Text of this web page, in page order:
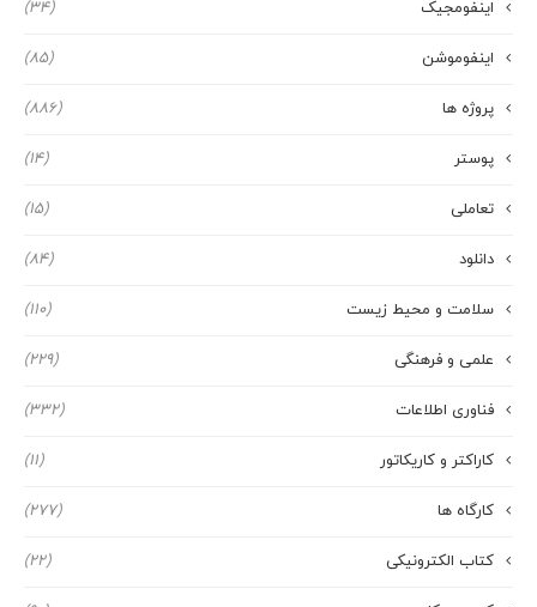
اینفومجیک (34)
اینفوموشن (85)
پروژه ها (886)
پوستر (14)
تعاملی (15)
دانلود (84)
سلامت و محیط زیست (110)
علمی و فرهنگی (229)
فناوری اطلاعات (332)
کاراکتر و کاریکاتور (11)
کارگاه ها (277)
کتاب الکترونیکی (22)